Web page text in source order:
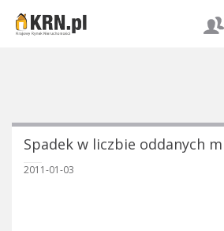
Spadek w liczbie oddanych
2011-01-03